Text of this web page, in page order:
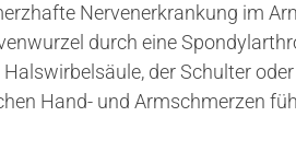
Nervenerkrankung im
durch eine
der Schulter
Hand- und Armschmerzen